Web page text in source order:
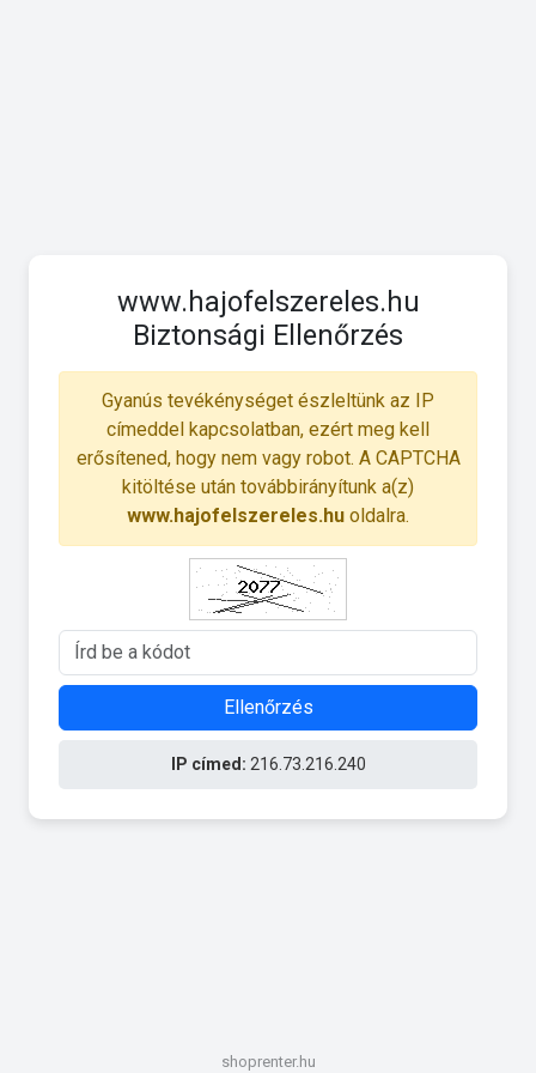
www.hajofelszereles.hu
Biztonsági Ellenőrzés
Gyanús tevékénységet észleltünk az IP
címeddel kapcsolatban, ezért meg kell
erősítened, hogy nem vagy robot. A CAPTCHA
kitöltése után továbbirányítunk a(z)
www.hajofelszereles.hu oldalra.
Ellenőrzés
IP címed: 216.73.216.240
shoprenter.hu